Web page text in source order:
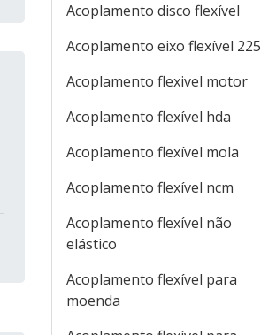
Acoplamento disco flexível
Acoplamento eixo flexível 225
Acoplamento flexivel motor
Acoplamento flexível hda
Acoplamento flexível mola
Acoplamento flexível ncm
Acoplamento flexível não
elástico
Acoplamento flexível para
moenda